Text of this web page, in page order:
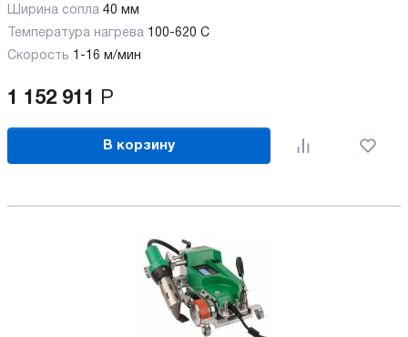
Ширина сопла 40 мм
Температура нагрева 100-620 C
Скорость 1-16 м/мин
1 152 911 Р
В корзину